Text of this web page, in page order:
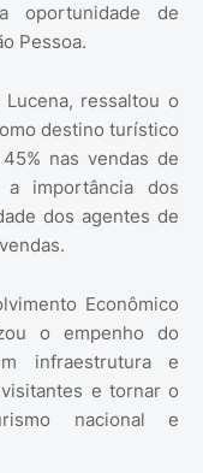
oportunidade de
Pessoa.
ressaltou o
destino turístico
nas vendas de
importância dos
dos agentes de
Econômico
o empenho do
infraestrutura e
e tornar o
nacional e